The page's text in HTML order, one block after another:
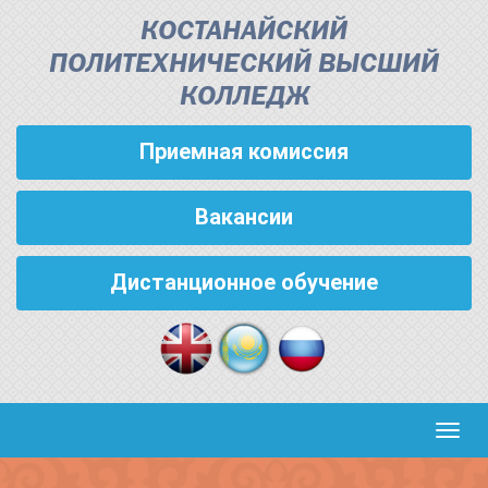
КОСТАНАЙСКИЙ
ПОЛИТЕХНИЧЕСКИЙ ВЫСШИЙ
КОЛЛЕДЖ
Приемная комиссия
Вакансии
Дистанционное обучение